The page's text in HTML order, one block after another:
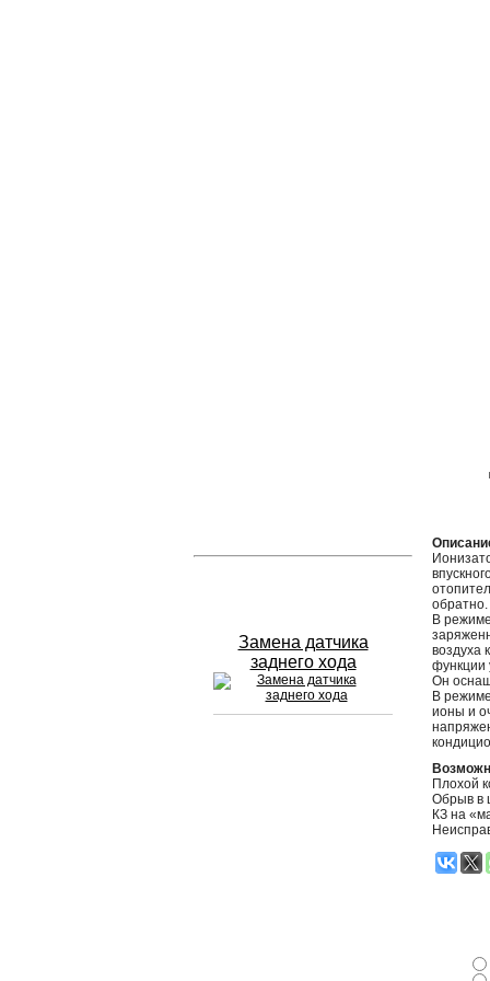
Замена датчика
заднего хода
обратно.
В
воздуха
функции
Он
В
ионы и
Плохой
Обрыв в
КЗ на